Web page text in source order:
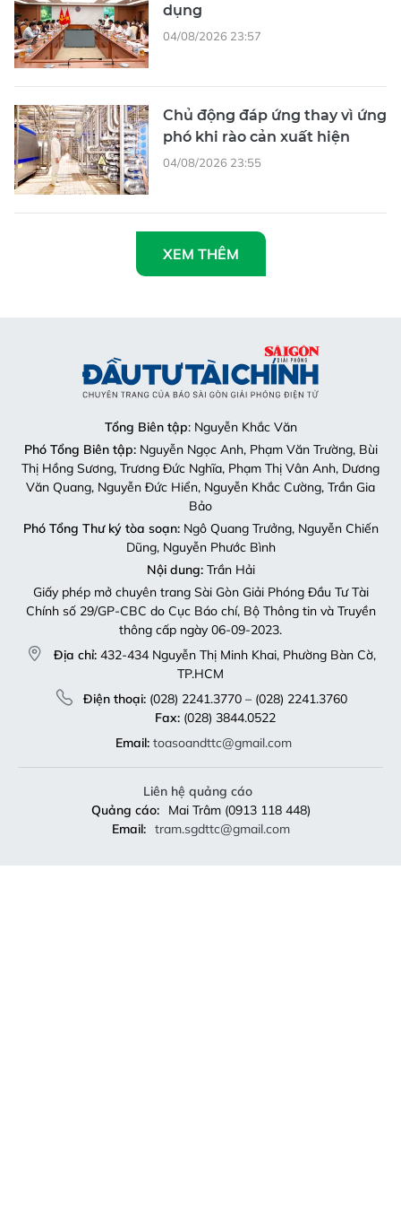
dụng
04/08/2026 23:57
Chủ động đáp ứng thay vì ứng
phó khi rào cản xuất hiện
04/08/2026 23:55
XEM THÊM
Tổng Biên tập: Nguyễn Khắc Văn
Phó Tổng Biên tập:Nguyễn Ngọc Anh, Phạm Văn Trường, Bùi
Thị Hồng Sương, Trương Đức Nghĩa, Phạm Thị Vân Anh, Dương
Văn Quang, Nguyễn Đức Hiển, Nguyễn Khắc Cường, Trần Gia
Bảo
Phó Tổng Thư ký tòa soạn:Ngô Quang Trưởng, Nguyễn Chiến
Dũng, Nguyễn Phước Bình
Nội dung:Trần Hải
Giấy phép mở chuyên trang Sài Gòn Giải Phóng Đầu Tư Tài
Chính số 29/GP-CBC do Cục Báo chí, Bộ Thông tin và Truyền
thông cấp ngày 06-09-2023.
Địa chỉ: 432-434 Nguyễn Thị Minh Khai, Phường Bàn Cờ,
TP.HCM
Điện thoại:(028) 2241.3770 – (028) 2241.3760
Fax:(028) 3844.0522
Email: toasoandttc@gmail.com
Liên hệ quảng cáo
Quảng cáo:
Mai Trâm (0913 118 448)
Email: tram.sgdttc@gmail.com